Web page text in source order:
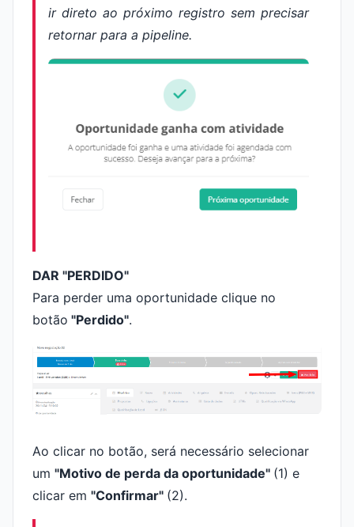
ir direto ao próximo registro sem precisar
retornar para a pipeline.
DAR "PERDIDO"
Para perder uma oportunidade clique no
botão "Perdido".
Ao clicar no botão, será necessário selecionar
um "Motivo de perda da oportunidade" (1) e
clicar em "Confirmar" (2).